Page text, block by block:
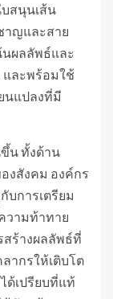
สนุนเส้น
าญและสาย
ผลลัพธ์และ
ละพร้อมใช้
นแปลงที่มี
น ทั้งด้าน
งสังคม องค์กร
การเตรียม
วามท้าทาย
สร้างผลลัพธ์ที่
ากรให้เติบโต
ด้เปรียบที่แท้